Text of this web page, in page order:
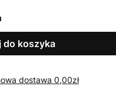
do koszyka
dostawa 0,00zł